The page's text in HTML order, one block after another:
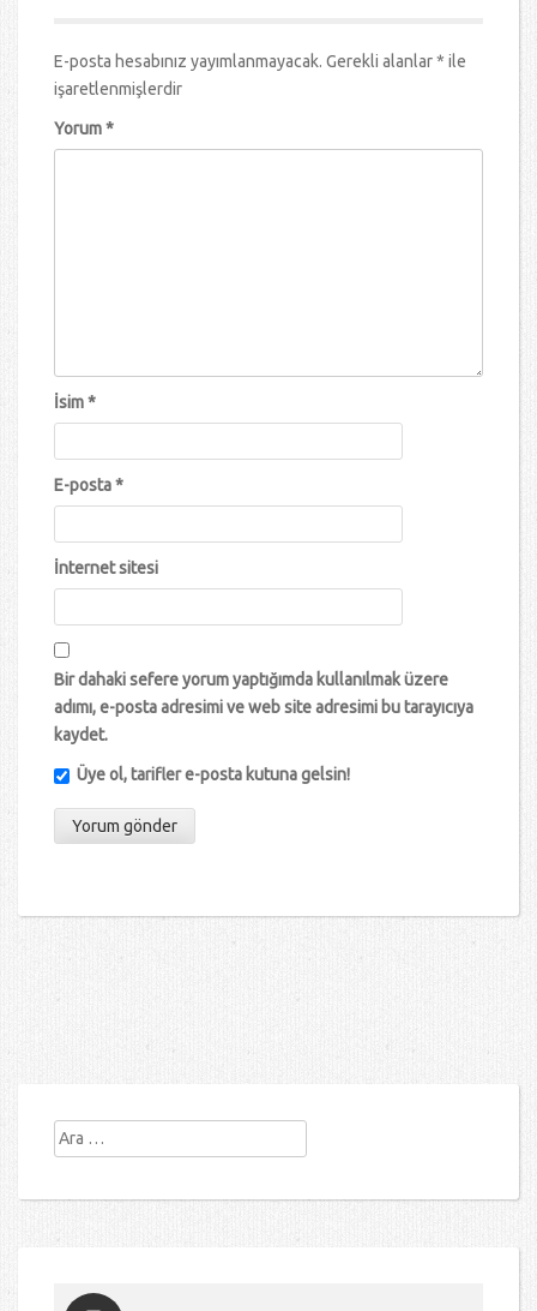
E-posta hesabınız yayımlanmayacak. Gerekli alanlar* ile
işaretlenmişlerdir
Yorum*
İsim*
E-posta*
İnternet sitesi
Bir dahaki sefere yorum yaptığımda kullanılmak üzere
adımı, e-posta adresimi ve web site adresimi bu tarayıcıya
kaydet.
Üye ol, tarifler e-posta kutuna gelsin!
Arama: